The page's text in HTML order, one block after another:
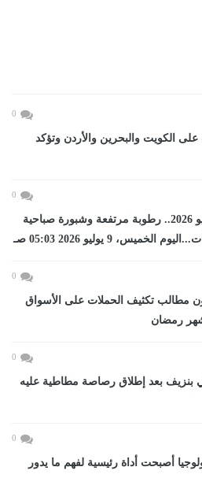
0
الكويت والبحرين والأردن وتؤكد
0
طقس الخميس 9 يوليو 2026.. رطوبة مرتفعة وشبورة صباحية
9 يوليو 2026 05:03 صـ
0
مطالب تكثيف الحملات على الأسواق
رمضان
0
بنزيف بعد إطلاق رصاصة مطاطية عليه
0
أصبحت أداة رئيسية لفهم ما يدور